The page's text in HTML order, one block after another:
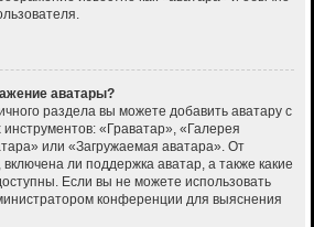
аватары?
раздела вы можете добавить аватару с
«Граватар», «Галерея
или «Загружаемая аватара». От
ли поддержка аватар, а также какие
Если вы не можете использовать
конференции для выяснения